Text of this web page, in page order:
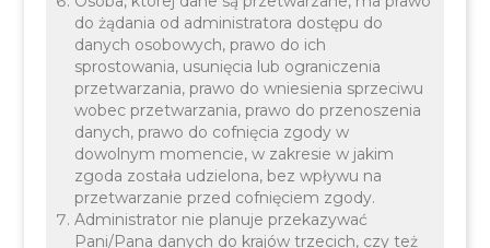
0031/23 pn. „Budowa i przebudowa oczyszczalni
ścieków w miejscowości Piekary, gmina Liszki”.
do żądania od administratora dostępu do
danych osobowych, prawo do ich
sprostowania, usunięcia lub ograniczenia
przetwarzania, prawo do wniesienia sprzeciwu
wobec przetwarzania, prawo do przenoszenia
danych, prawo do cofnięcia zgody w
dowolnym momencie, w zakresie w jakim
zgoda została udzielona, bez wpływu na
przetwarzanie przed cofnięciem zgody.
Administrator nie planuje przekazywać
Pani/Pana danych do krajów trzecich, czy też